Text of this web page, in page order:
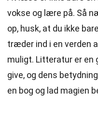
vokse og lære på. Så
op, husk, at du ikke
træder ind i en verden
muligt. Litteratur er
give, og dens
en bog og lad magien